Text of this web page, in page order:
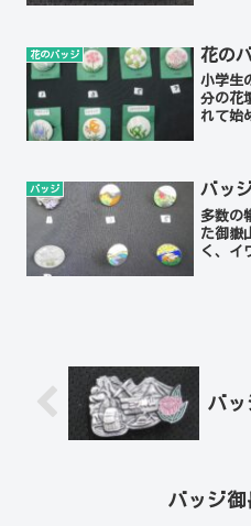
花のバッジ 花の
小学生
分の花
れて始
シコを
バッジ バッ
多数の
た御嶽
く、イ
バッ
バッジ御